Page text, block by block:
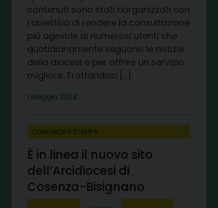
contenuti sono stati riorganizzati con
l’obiettivo di rendere la consultazione
più agevole ai numerosi utenti che
quotidianamente seguono le notizie
della diocesi e per offrire un servizio
migliore. Trattandosi […]
1 Maggio 2024
COMUNICATI STAMPA
È in linea il nuovo sito
dell’Arcidiocesi di
Cosenza-Bisignano